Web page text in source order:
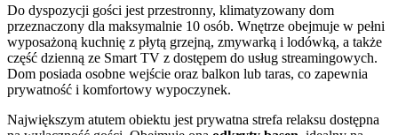
Do dyspozycji gości jest przestronny, klimatyzowany dom
przeznaczony dla maksymalnie 10 osób. Wnętrze obejmuje w pełni
wyposażoną kuchnię z płytą grzejną, zmywarką i lodówką, a także
część dzienną ze Smart TV z dostępem do usług streamingowych.
Dom posiada osobne wejście oraz balkon lub taras, co zapewnia
prywatność i komfortowy wypoczynek.
Największym atutem obiektu jest prywatna strefa relaksu dostępna